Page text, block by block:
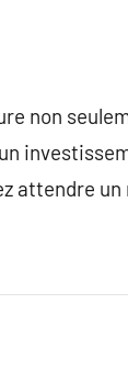
non
attendre